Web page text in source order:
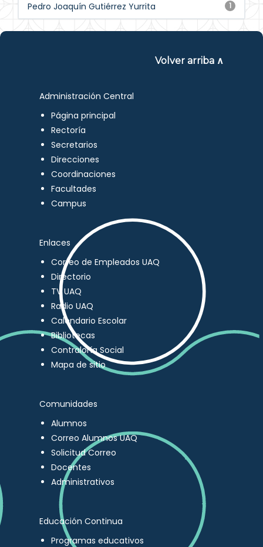
1
Pedro Joaquín Gutiérrez Yurrita
Volver arriba ∧
Administración Central
Página principal
Rectoría
Secretarios
Direcciones
Coordinaciones
Facultades
Campus
Enlaces
Correo de Empleados UAQ
Directorio
TV UAQ
Radio UAQ
Calendario Escolar
Bibliotecas
Contraloría Social
Mapa de sitio
Comunidades
Alumnos
Correo Alumnos UAQ
Solicitud Correo
Docentes
Administrativos
Educación Continua
Programas educativos